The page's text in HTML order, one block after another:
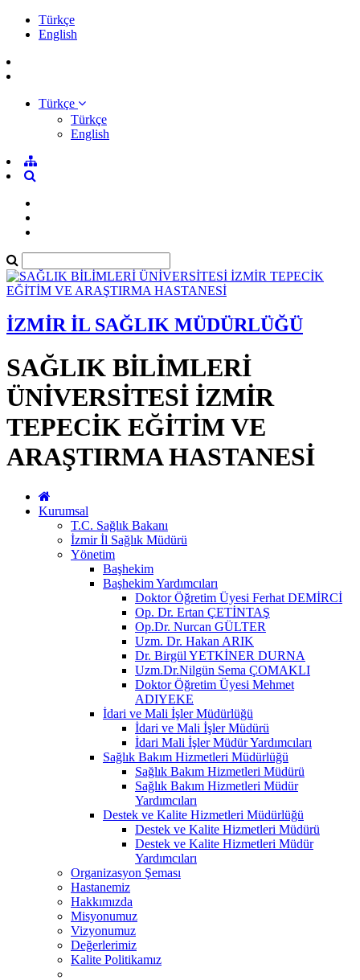
Türkçe
English
Türkçe
Türkçe
English
İZMİR İL SAĞLIK MÜDÜRLÜĞÜ
SAĞLIK BİLİMLERİ
ÜNİVERSİTESİ İZMİR
TEPECİK EĞİTİM VE
ARAŞTIRMA HASTANESİ
Kurumsal
T.C. Sağlık Bakanı
İzmir İl Sağlık Müdürü
Yönetim
Başhekim
Başhekim Yardımcıları
Doktor Öğretim Üyesi Ferhat DEMİRCİ
Op. Dr. Ertan ÇETİNTAŞ
Op.Dr. Nurcan GÜLTER
Uzm. Dr. Hakan ARIK
Dr. Birgül YETKİNER DURNA
Uzm.Dr.Nilgün Sema ÇOMAKLI
Doktor Öğretim Üyesi Mehmet
ADIYEKE
İdari ve Mali İşler Müdürlüğü
İdari ve Mali İşler Müdürü
İdari Mali İşler Müdür Yardımcıları
Sağlık Bakım Hizmetleri Müdürlüğü
Sağlık Bakım Hizmetleri Müdürü
Sağlık Bakım Hizmetleri Müdür
Yardımcıları
Destek ve Kalite Hizmetleri Müdürlüğü
Destek ve Kalite Hizmetleri Müdürü
Destek ve Kalite Hizmetleri Müdür
Yardımcıları
Organizasyon Şeması
Hastanemiz
Hakkımızda
Misyonumuz
Vizyonumuz
Değerlerimiz
Kalite Politikamız